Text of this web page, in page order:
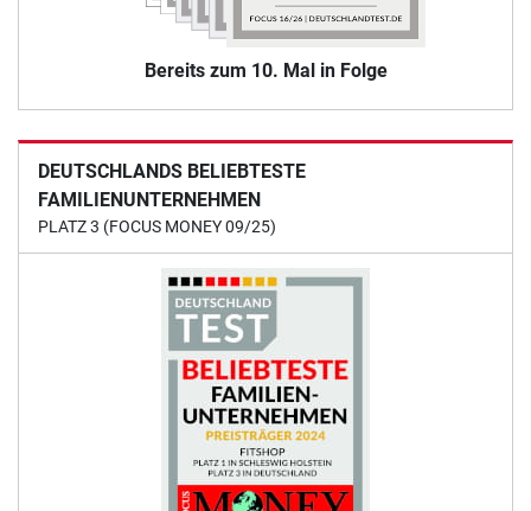
Bereits zum 10. Mal in Folge
DEUTSCHLANDS BELIEBTESTE
FAMILIENUNTERNEHMEN
PLATZ 3 (FOCUS MONEY 09/25)